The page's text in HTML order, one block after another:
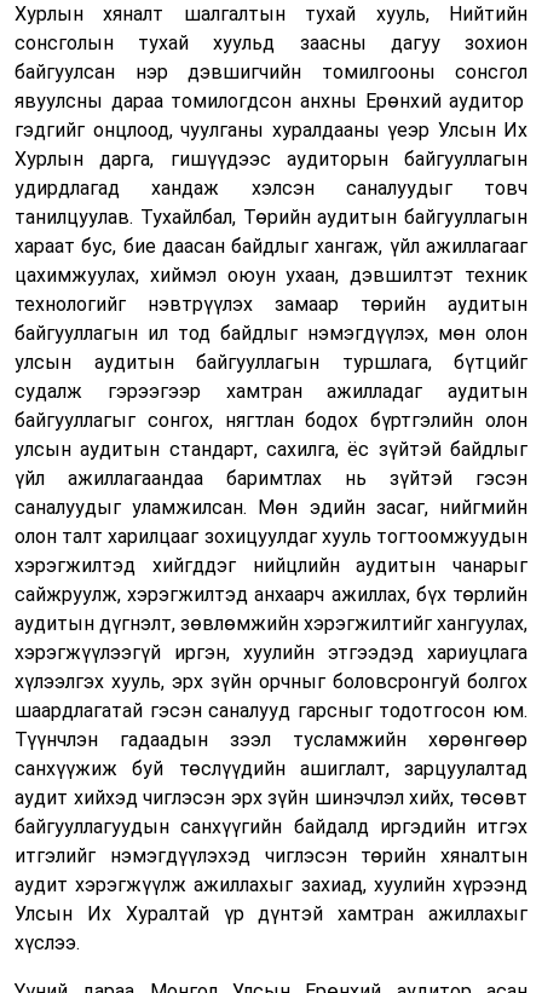
Хурлын хяналт шалгалтын тухай хууль, Нийтийн
сонсголын тухай хуульд заасны дагуу зохион
байгуулсан нэр дэвшигчийн томилгооны сонсгол
явуулсны дараа томилогдсон анхны Ерөнхий аудитор
гэдгийг онцлоод, чуулганы хуралдааны үеэр Улсын Их
Хурлын дарга, гишүүдээс аудиторын байгууллагын
удирдлагадхандаж хэлсэн саналуудыг товч
танилцуулав. Тухайлбал, Төрийн аудитын байгууллагын
хараат бус, бие даасанбайдлыг хангаж, үйл ажиллагааг
цахимжуулах, хиймэл оюун ухаан, дэвшилтэт техник
технологийг нэвтрүүлэх замаар төрийн аудитын
байгууллагын ил тод байдлыг нэмэгдүүлэх, мөн олон
улсын аудитын байгууллагын туршлага, бүтцийг
судалж гэрээгээр хамтран ажилладаг аудитын
байгууллагыг сонгох, нягтлан бодох бүртгэлийн олон
улсын аудитын стандарт, сахилга, ёс зүйтэй байдлыг
үйл ажиллагаандаа баримтлах нь зүйтэй гэсэн
саналуудыг уламжилсан. Мөн эдийн засаг, нийгмийн
олон талт харилцааг зохицуулдаг хууль тогтоомжуудын
хэрэгжилтэд хийгддэг нийцлийн аудитын чанарыг
сайжруулж, хэрэгжилтэд анхаарч ажиллах, бүх төрлийн
аудитын дүгнэлт, зөвлөмжийн хэрэгжилтийг хангуулах,
хэрэгжүүлээгүй иргэн, хуулийн этгээдэд хариуцлага
хүлээлгэх хууль, эрх зүйн орчныг боловсронгуй болгох
шаардлагатай гэсэн саналууд гарсныг тодотгосон юм.
Түүнчлэн гадаадын зээл тусламжийн хөрөнгөөр
санхүүжиж буй төслүүдийн ашиглалт, зарцуулалтад
аудит хийхэд чиглэсэн эрх зүйн шинэчлэл хийх, төсөвт
байгууллагуудын санхүүгийн байдалд иргэдийн итгэх
итгэлийг нэмэгдүүлэхэд чиглэсэн төрийн хяналтын
аудит хэрэгжүүлж ажиллахыг захиад, хуулийн хүрээнд
Улсын Их Хуралтай үр дүнтэй хамтран ажиллахыг
хүслээ.